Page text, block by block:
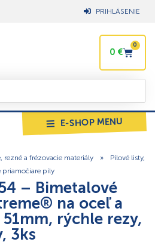
PRIHLÁSENIE
0 €
0
E-SHOP MENU
rezné a frézovacie materiály »
Pílové listy,
priamočiare píly
– Bimetalové
na oceľ a
rýchle rezy,
3ks